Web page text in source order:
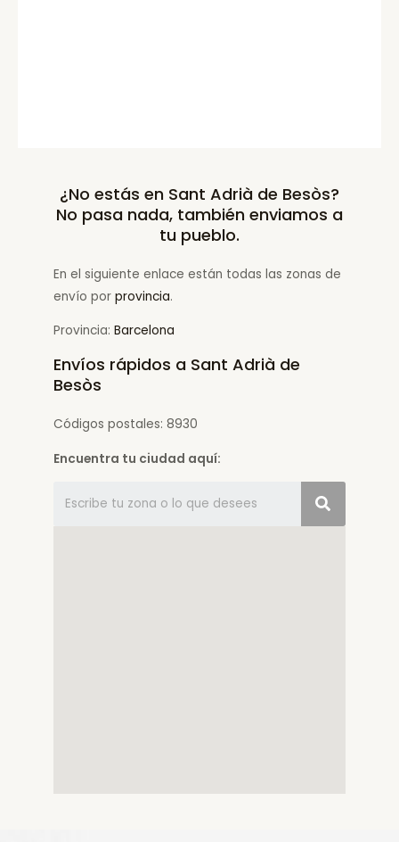
¿No estás en Sant Adrià de Besòs?
No pasa nada, también enviamos a
tu pueblo.
En el siguiente enlace están todas las zonas de
envío por provincia.
Provincia: Barcelona
Envíos rápidos a Sant Adrià de
Besòs
Códigos postales: 8930
Encuentra tu ciudad aquí: